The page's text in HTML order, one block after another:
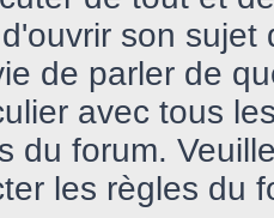
son sujet
de parler de
avec tous
du forum.
les règles du